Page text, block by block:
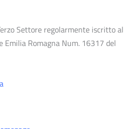
Settore regolarmente iscritto al
Emilia Romagna Num. 16317 del